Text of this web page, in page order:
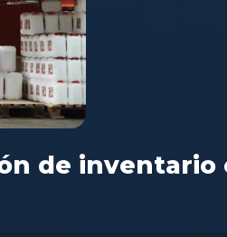
de inventario